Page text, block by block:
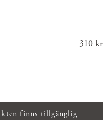
Pris :
310 kr
finns tillgänglig